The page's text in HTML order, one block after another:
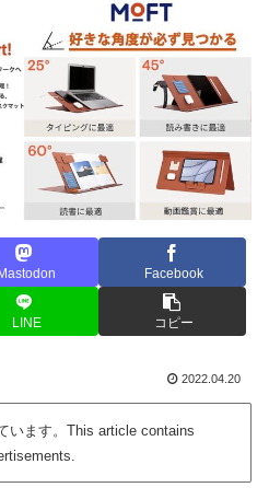
Mastodon Facebook
LINE コピー
2022.04.20
います。This article contains